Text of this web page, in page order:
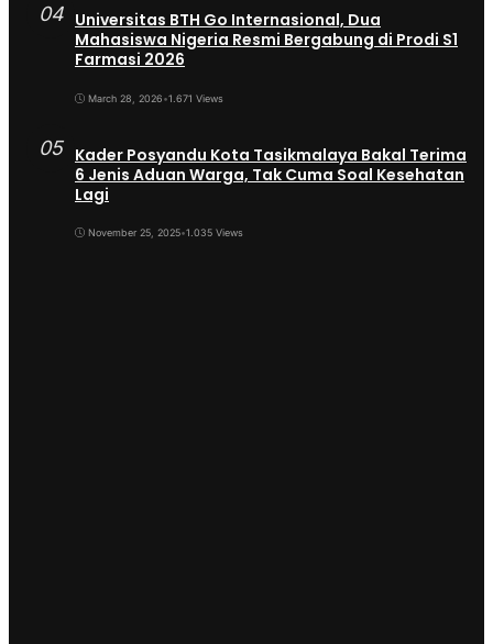
04 Universitas BTH Go Internasional, Dua
Mahasiswa Nigeria Resmi Bergabung di Prodi S1
Farmasi 2026
March 28, 2026•1.671 Views
05 Kader Posyandu Kota Tasikmalaya Bakal Terima
6 Jenis Aduan Warga, Tak Cuma Soal Kesehatan
Lagi
November 25, 2025•1.035 Views